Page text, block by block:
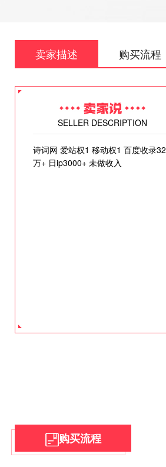
卖家描述 购买流程
SELLER DESCRIPTION
诗词网 爱站权1 移动权1 百度收录32
万+ 日ip3000+ 未做收入
购买流程